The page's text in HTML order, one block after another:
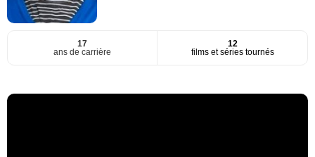
17
ans de carrière
12
films et séries tournés